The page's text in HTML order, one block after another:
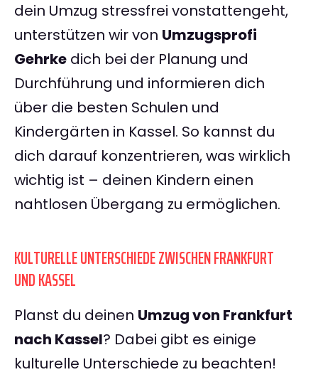
dein Umzug stressfrei vonstattengeht,
unterstützen wir von Umzugsprofi
Gehrke dich bei der Planung und
Durchführung und informieren dich
über die besten Schulen und
Kindergärten in Kassel. So kannst du
dich darauf konzentrieren, was wirklich
wichtig ist – deinen Kindern einen
nahtlosen Übergang zu ermöglichen.
KULTURELLE UNTERSCHIEDE ZWISCHEN FRANKFURT
UND KASSEL
Planst du deinen Umzug von Frankfurt
nach Kassel? Dabei gibt es einige
kulturelle Unterschiede zu beachten!